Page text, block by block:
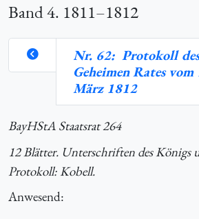
Band 4. 1811–1812
Nr. 62: Protokoll des
Geheimen Rates vom
März 1812
BayHStA Staatsrat 264
12 Blätter. Unterschriften des Königs
Protokoll: Kobell.
Anwesend: